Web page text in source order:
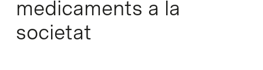
medicaments a la
societat